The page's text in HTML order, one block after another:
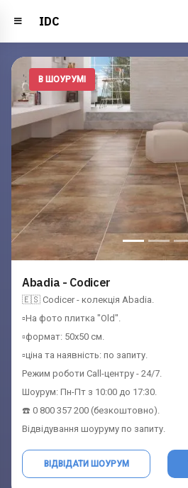
IDC
'; В ШОУРУМІ
Abadia - Codicer
🇪🇸 Codicer - колекція Abadia.
▫️На фото плитка "Old".
▫️формат: 50х50 см.
▫️ціна та наявність: по запиту.
Режим роботи Call-центру - 24/7.
Шоурум: Пн-Пт з 10:00 до 17:30.
☎️ 0 800 357 200 (безкоштовно).
Відвідування шоуруму по запиту.
ВІДВІДАТИ ШОУРУМ